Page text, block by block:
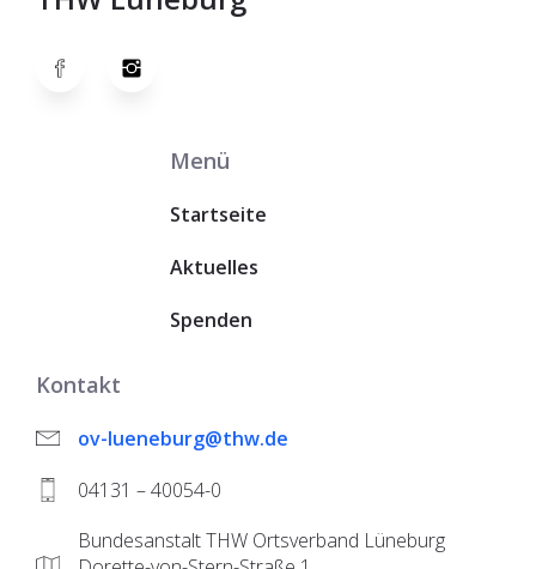
Menü
Startseite
Aktuelles
Spenden
Kontakt
ov-lueneburg@thw.de
04131 – 40054-0
Bundesanstalt THW Ortsverband Lüneburg